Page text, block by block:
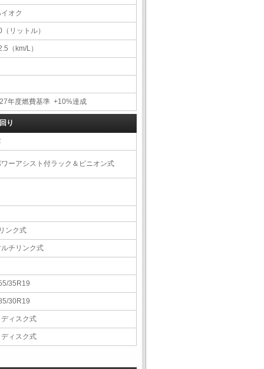
オク
（リットル）
（km/L）
年度燃費基準 +10%達成
り
ーアシスト付ラック＆ピニオン式
ンク式
ルチリンク式
35R19
30R19
ディスク式
ディスク式